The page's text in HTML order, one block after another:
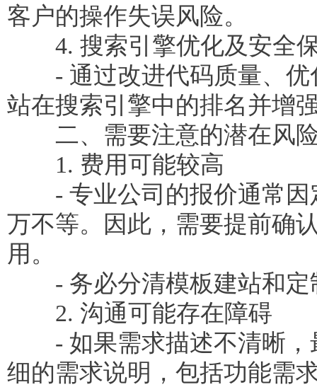
客户的操作失误风险。
4. 搜索引擎优化及安全
- 通过改进代码质量、优
站在搜索引擎中的排名并增
二、需要注意的潜在风
1. 费用可能较高
- 专业公司的报价通常因
万不等。因此，需要提前确
用。
- 务必分清模板建站和定
2. 沟通可能存在障碍
- 如果需求描述不清晰，
细的需求说明，包括功能需